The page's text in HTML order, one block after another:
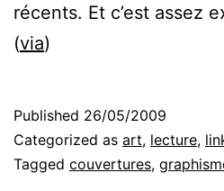
récents. Et c’est assez
(via)
Published 26/05/2009
Categorized as art, lecture,
Tagged couvertures,